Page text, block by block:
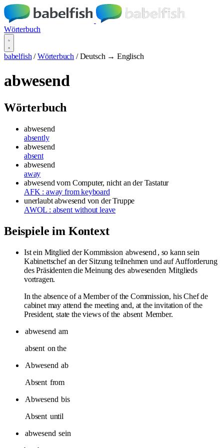
Wörterbuch
babelfish / Wörterbuch / Deutsch → Englisch
abwesend
Wörterbuch
abwesend
absently
abwesend
absent
abwesend
away
abwesend vom Computer, nicht an der Tastatur
AFK : away from keyboard
unerlaubt abwesend von der Truppe
AWOL : absent without leave
Beispiele im Kontext
Ist ein Mitglied der Kommission abwesend , so kann sein
Kabinettschef an der Sitzung teilnehmen und auf Aufforderung
des Präsidenten die Meinung des abwesenden Mitglieds
vortragen.
In the absence of a Member of the Commission, his Chef de
cabinet may attend the meeting and, at the invitation of the
President, state the views of the absent Member.
abwesend am
absent on the
Abwesend ab
Absent from
Abwesend bis
Absent until
abwesend sein